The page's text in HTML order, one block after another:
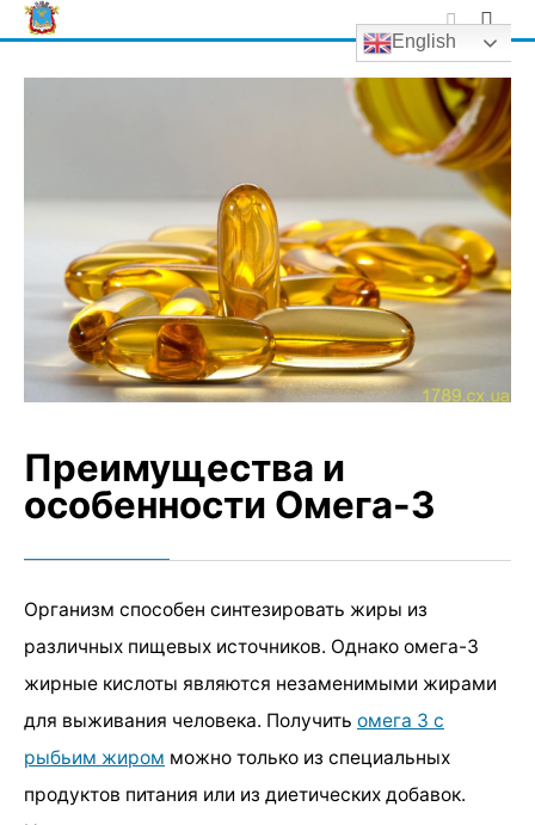
Skip
to
Преимущества и
особенности Омега-3
Организм способен синтезировать жиры из
различных пищевых источников. Однако омега-3
жирные кислоты являются незаменимыми жирами
для выживания человека. Получить омега 3 с
рыбьим жиром можно только из специальных
продуктов питания или из диетических добавок.
English